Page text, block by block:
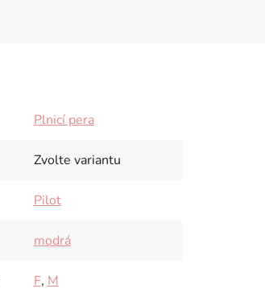
Plnicí pera
Zvolte variantu
Pilot
modrá
F, M